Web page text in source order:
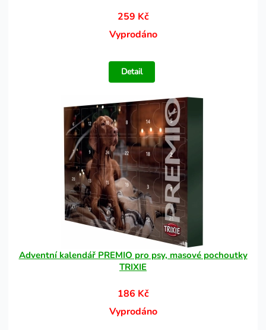
259 Kč
Vyprodáno
Detail
Adventní kalendář PREMIO pro psy, masové pochoutky
TRIXIE
186 Kč
Vyprodáno